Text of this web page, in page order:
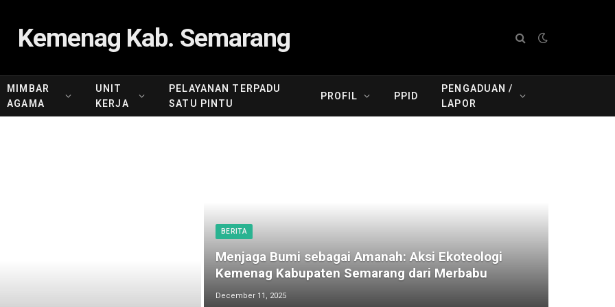
Kemenag Kab. Semarang
MIMBAR
AGAMA
UNIT
KERJA
PELAYANAN TERPADU
SATU PINTU
PROFIL PPID
PENGADUAN /
LAPOR
BERITA
Menjaga Bumi sebagai Amanah: Aksi Ekoteologi
Kemenag Kabupaten Semarang dari Merbabu
December 11, 2025